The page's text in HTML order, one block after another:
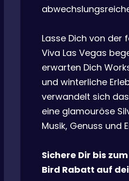
Lasse Dich von der
Viva Las Vegas
erwarten Dich
und winterliche
verwandelt sich
eine glamouröse
Musik, Genuss und
Sichere Dir bis
Bird Rabatt auf